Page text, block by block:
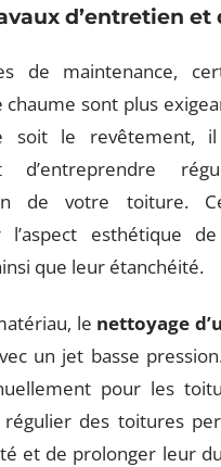
d’entretien
de maintenance,
sont plus
soit le revêtement,
d’entreprendre
de votre toiture.
l’aspect esthétique
que leur étanchéité.
le nettoyage
un jet basse
pour les
des toitures
et de prolonger leur